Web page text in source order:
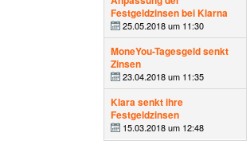
Festgeldzinsen bei Klarna
25.05.2018 um 11:30
MoneYou-Tagesgeld senkt
Zinsen
23.04.2018 um 11:35
Klara senkt ihre
Festgeldzinsen
15.03.2018 um 12:48